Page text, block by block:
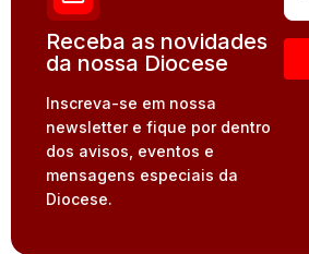
Receba as novidades
da nossa Diocese
Inscreva-se em nossa
newsletter e fique por dentro
dos avisos, eventos e
mensagens especiais da
Diocese.